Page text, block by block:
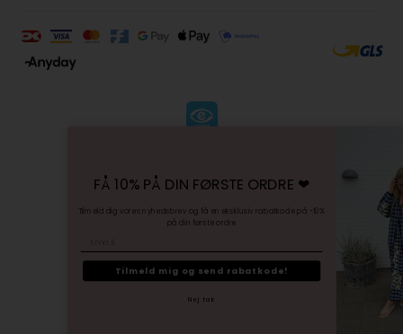
-
-
PERSONDATAPOLITIK
FÅ 10% PÅ DIN FØRSTE ORDRE ❤︎
Tilmeld dig vores nyhedsbrev og få en eksklusiv rabatkode på -10%
på din første ordre
Tilmeld mig og send rabatkode!